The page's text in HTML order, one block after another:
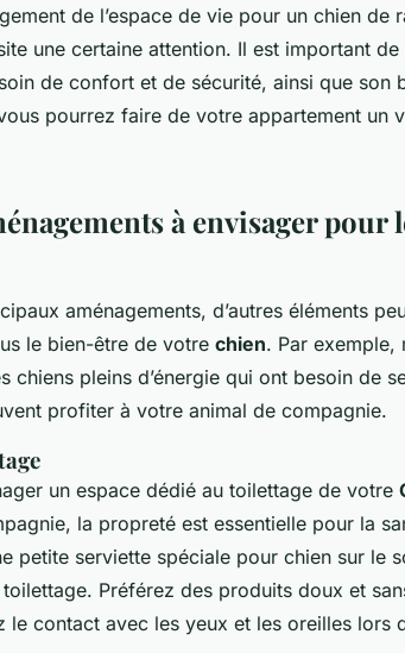
de l’espace de vie pour un chien de
une certaine attention. Il est important
de confort et de sécurité, ainsi que son
pourrez faire de votre appartement un
à envisager
aménagements, d’autres éléments
le bien-être de votre chien. Par exemple,
chiens pleins d’énergie qui ont besoin de
profiter à votre animal de compagnie.
un espace dédié au toilettage de votre
la propreté est essentielle pour la
petite serviette spéciale pour chien sur le
Préférez des produits doux et
le contact avec les yeux et les oreilles lors